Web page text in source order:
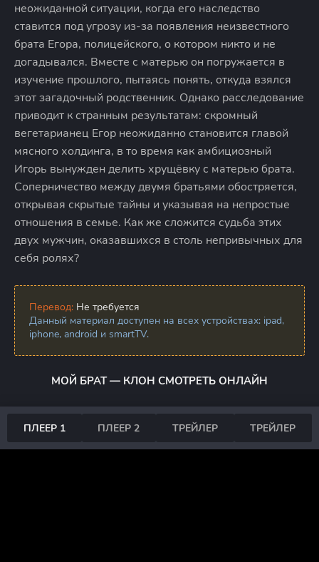
неожиданной ситуации, когда его наследство
ставится под угрозу из-за появления неизвестного
брата Егора, полицейского, о котором никто и не
догадывался. Вместе с матерью он погружается в
изучение прошлого, пытаясь понять, откуда взялся
этот загадочный родственник. Однако расследование
приводит к странным результатам: скромный
вегетарианец Егор неожиданно становится главой
мясного холдинга, в то время как амбициозный
Игорь вынужден делить хрущёвку с матерью брата.
Соперничество между двумя братьями обостряется,
открывая скрытые тайны и указывая на непростые
отношения в семье. Как же сложится судьба этих
двух мужчин, оказавшихся в столь непривычных для
себя ролях?
Перевод: Не требуется
Данный материал доступен на всех устройствах: ipad,
iphone, android и smartTV.
МОЙ БРАТ — КЛОН СМОТРЕТЬ ОНЛАЙН
ПЛЕЕР 1 ПЛЕЕР 2 ТРЕЙЛЕР ТРЕЙЛЕР